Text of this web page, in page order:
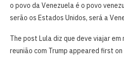
o povo da Venezuela é o povo
serão os Estados Unidos, será a
The post Lula diz que deve viajar em
reunião com Trump appeared first